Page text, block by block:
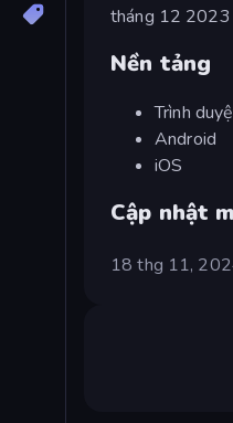
tháng 12 2023
Nền tảng
Trình
Android
iOS
Cập nhật
18 thg 11,